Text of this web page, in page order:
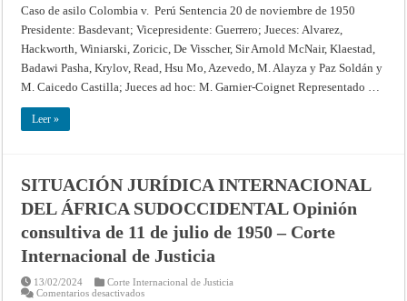
de
RELATIVO
AL
DERECHO
ASILO
Fallo
de
20
de
Justicia
Caso de asilo Colombia v. Perú Sentencia 20 de noviembre de 1950
Presidente: Basdevant; Vicepresidente: Guerrero; Jueces: Alvarez,
Hackworth, Winiarski, Zoricic, De Visscher, Sir Arnold McNair, Klaestad,
Badawi Pasha, Krylov, Read, Hsu Mo, Azevedo, M. Alayza y Paz Soldán y
M. Caicedo Castilla; Jueces ad hoc: M. Garnier-Coignet Representado …
Leer »
SITUACIÓN JURÍDICA INTERNACIONAL
DEL ÁFRICA SUDOCCIDENTAL Opinión
consultiva de 11 de julio de 1950 – Corte
Internacional de Justicia
13/02/2024
Corte Internacional de Justicia
Comentarios desactivadosen